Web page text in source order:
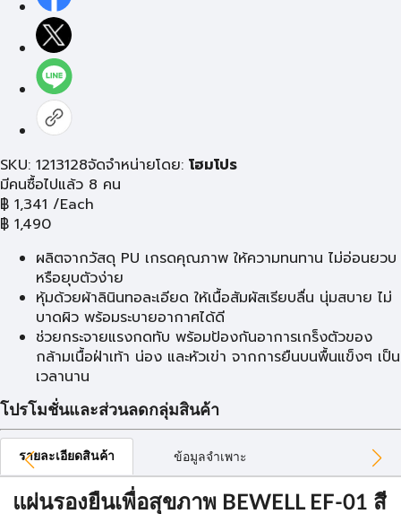
SKU: 1213128จัดจำหน่ายโดย: โฮมโปร
มีคนซื้อไปแล้ว 8 คน
฿ 1,341 /Each
฿ 1,490
ผลิตจากวัสดุ PU เกรดคุณภาพ ให้ความทนทาน ไม่อ่อนยวบ
หรือยุบตัวง่าย
หุ้มด้วยผ้าลินินทอละเอียด ให้เนื้อสัมผัสเรียบลื่น นุ่มสบาย ไม่
บาดผิว พร้อมระบายอากาศได้ดี
ช่วยกระจายแรงกดทับ พร้อมป้องกันอาการเกร็งตัวของ
กล้ามเนื้อฝ่าเท้า น่อง และหัวเข่า จากการยืนบนพื้นแข็งๆ เป็น
เวลานาน
โปรโมชั่นและส่วนลดกลุ่มสินค้า
รายละเอียดสินค้า ข้อมูลจำเพาะ
แผ่นรองยืนเพื่อสุขภาพ BEWELL EF-01 สี